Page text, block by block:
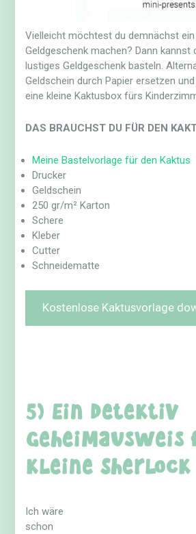
Vielleicht möchtest du demnächst ein
Geldgeschenk machen? Dann kannst
lustiges Geldgeschenk basteln.
Geldschein durch Papier ersetzen
eine kleine Kaktusbox fürs
DAS BRAUCHST DU FÜR DEN
Meine Bastelvorlage für den Kaktus
Drucker
Geldschein
250 gr/m² Karton
Schere
Kleber
Cutter
Schneidematte
Kostenlose Kaktusvorlage
5) Ein Detektiv
kleine Sherlock
Ich wäre
schon